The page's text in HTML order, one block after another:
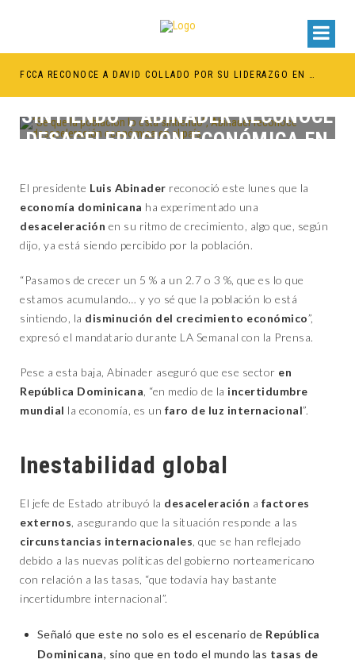
FCCA RECONOCE A DAVID COLLADO POR SU LIDERAZGO EN EL CRECIMIENTO DE LA INDUSTRIA DE CRUCEROS EN RD
“SÉ QUE LA POBLACIÓN LO ESTÁ
SINTIENDO”, ABINADER RECONOCE
DESACELERACIÓN ECONÓMICA EN
El presidente Luis Abinader reconoció este lunes que la
economía dominicana ha experimentado una
desaceleración en su ritmo de crecimiento, algo que, según
dijo, ya está siendo percibido por la población.
“Pasamos de crecer un 5 % a un 2.7 o 3 %, que es lo que
estamos acumulando… y yo sé que la población lo está
sintiendo, la disminución del crecimiento económico”,
expresó el mandatario durante LA Semanal con la Prensa.
Pese a esta baja, Abinader aseguró que ese sector en
República Dominicana , “en medio de la incertidumbre
mundial la economía, es un faro de luz internacional”.
Inestabilidad global
El jefe de Estado atribuyó la desaceleración a factores
externos , asegurando que la situación responde a las
circunstancias internacionales , que se han reflejado
debido a las nuevas políticas del gobierno norteamericano
con relación a las tasas, “que todavía hay bastante
incertidumbre internacional”.
Señaló que este no solo es el escenario de República
Dominicana, sino que en todo el mundo las tasas de